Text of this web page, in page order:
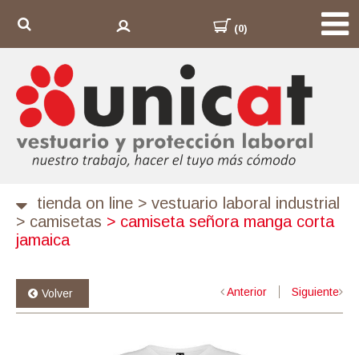
(0)
tienda on line > vestuario laboral industrial
> camisetas > camiseta señora manga corta
jamaica
Volver Anterior Siguiente